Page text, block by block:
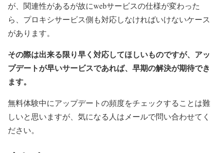
が、関連性があるが故にwebサービスの仕様が変わった
ら、プロキシサービス側も対応しなければいけないケース
があります。
その際は出来る限り早く対応してほしいものですが、アッ
プデートが早いサービスであれば、早期の解決が期待でき
ます。
無料体験中にアップデートの頻度をチェックすることは難
しいと思いますが、気になる人はメールで問い合わせてく
ださい。